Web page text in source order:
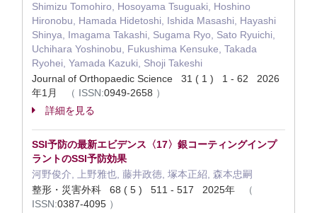
Shimizu Tomohiro, Hosoyama Tsuguaki, Hoshino
Hironobu, Hamada Hidetoshi, Ishida Masashi, Hayashi
Shinya, Imagama Takashi, Sugama Ryo, Sato Ryuichi,
Uchihara Yoshinobu, Fukushima Kensuke, Takada
Ryohei, Yamada Kazuki, Shoji Takeshi
Journal of Orthopaedic Science 31 ( 1 ) 1 - 62 2026
年1月
（ ISSN:0949-2658 ）
詳細を見る
SSI予防の最新エビデンス〈17〉銀コーティングインプ
ラントのSSI予防効果
河野俊介, 上野雅也, 藤井政徳, 塚本正紹, 森本忠嗣
整形・災害外科 68 ( 5 ) 511 - 517 2025年
（
ISSN:0387-4095 ）